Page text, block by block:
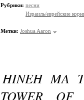
Рубрики: песни
Израиль/еврейские
Метки: Joshua Aaron
HINEH MA
TOWER OF